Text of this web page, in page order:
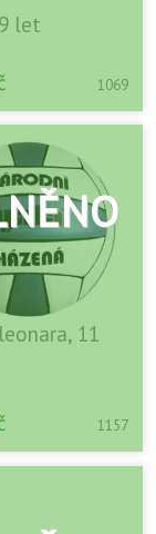
let
1069
11
1157